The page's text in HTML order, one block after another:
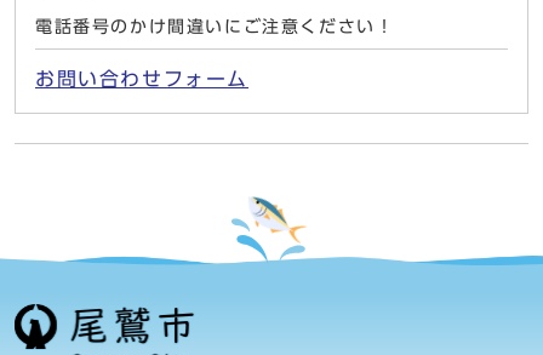
電話番号のかけ間違いにご注意ください！
お問い合わせフォーム